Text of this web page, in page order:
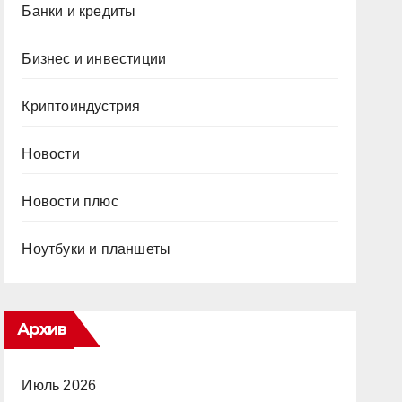
Банки и кредиты
Бизнес и инвестиции
Криптоиндустрия
Новости
Новости плюс
Ноутбуки и планшеты
Архив
Июль 2026